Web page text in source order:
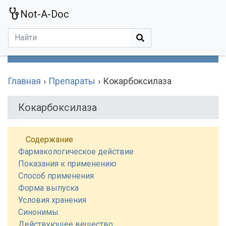
Not-A-Doc
Главная Препараты Кокарбоксилаза
Кокарбоксилаза
Содержание
Фармакологическое действие
Показания к применению
Способ применения
Форма выпуска
Условия хранения
Синонимы